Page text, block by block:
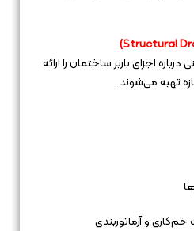
اجزای باربر ساختمان را ارائه
تهیه می‌شوند.
و آرماتوربندی